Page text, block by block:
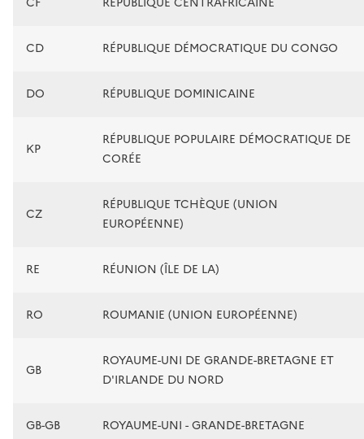
CD RÉPUBLIQUE DÉMOCRATIQUE DU CONGO
DO RÉPUBLIQUE DOMINICAINE
KP
RÉPUBLIQUE POPULAIRE DÉMOCRATIQUE DE
CORÉE
CZ
RÉPUBLIQUE TCHÈQUE (UNION
EUROPÉENNE)
RE RÉUNION (ÎLE DE LA)
RO ROUMANIE (UNION EUROPÉENNE)
GB
ROYAUME-UNI DE GRANDE-BRETAGNE ET
D'IRLANDE DU NORD
GB-GB ROYAUME-UNI - GRANDE-BRETAGNE